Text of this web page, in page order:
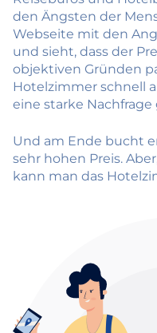
den Ängsten der
Webseite mit den
und sieht, dass der
objektiven Gründen
Hotelzimmer schnell
eine starke Nachfrage
Und am Ende bucht
sehr hohen Preis.
kann man das